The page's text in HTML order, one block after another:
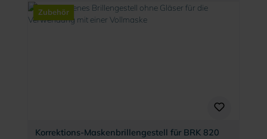
Zubehör
Korrektions-Maskenbrillengestell für BRK 820